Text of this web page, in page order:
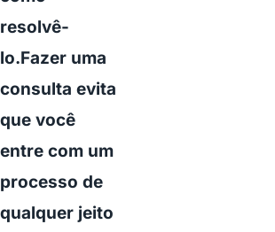
resolvê-
lo.Fazer uma
consulta evita
que você
entre com um
processo de
qualquer jeito